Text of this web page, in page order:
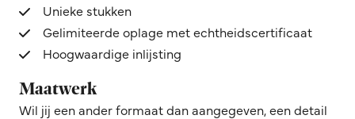
Unieke stukken
Gelimiteerde oplage met echtheidscertificaat
Hoogwaardige inlijsting
Maatwerk
Wil jij een ander formaat dan aangegeven, een detail